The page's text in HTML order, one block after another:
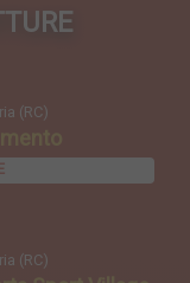
Reggio Calabria (RC)
Reggio Calabria (RC)